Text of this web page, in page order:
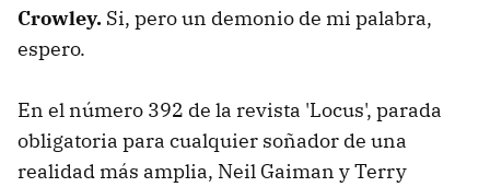
Crowley. Si, pero un demonio de mi palabra,
espero.
En el número 392 de la revista 'Locus', parada
obligatoria para cualquier soñador de una
realidad más amplia, Neil Gaiman y Terry